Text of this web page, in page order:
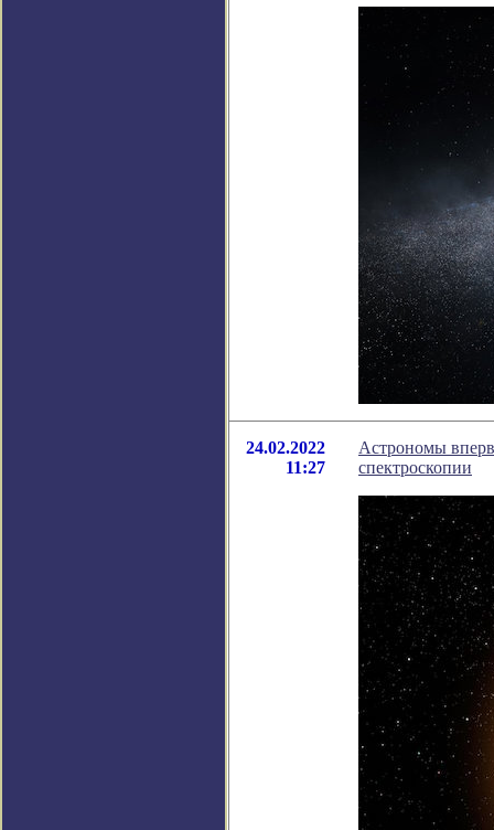
24.02.2022
11:27
Астрономы
спектроскопии